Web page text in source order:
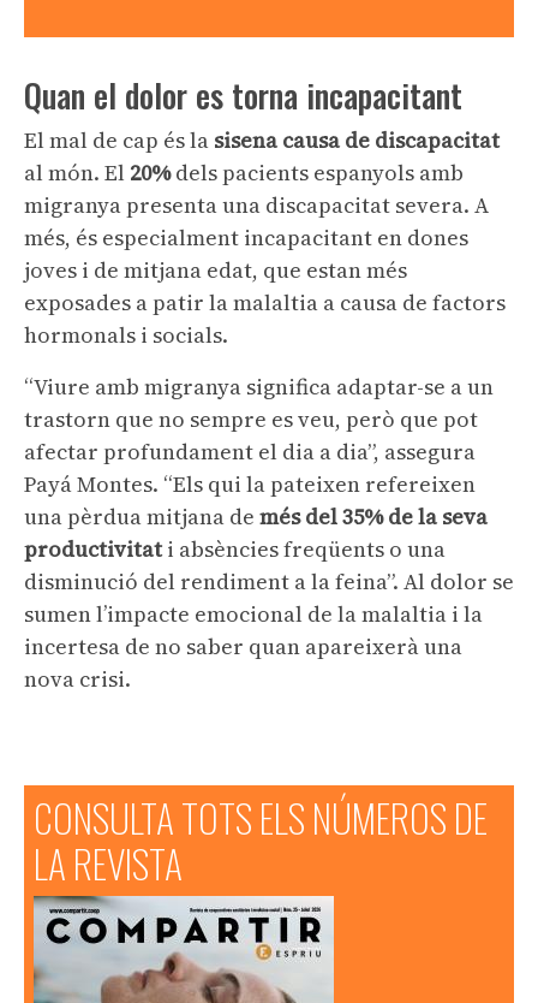
Quan el dolor es torna incapacitant
El mal de cap és la sisena causa de discapacitat
al món. El 20%dels pacients espanyols amb
migranya presenta una discapacitat severa. A
més, és especialment incapacitant en dones
joves i de mitjana edat, que estan més
exposades a patir la malaltia a causa de factors
hormonals i socials.
“Viure amb migranya significa adaptar-se a un
trastorn que no sempre es veu, però que pot
afectar profundament el dia a dia”, assegura
Payá Montes. “Els qui la pateixen refereixen
una pèrdua mitjana de més del 35% de la seva
productivitati absències freqüents o una
disminució del rendiment a la feina”. Al dolor se
sumen l’impacte emocional de la malaltia i la
incertesa de no saber quan apareixerà una
nova crisi.
CONSULTA TOTS ELS NÚMEROS DE
LA REVISTA